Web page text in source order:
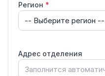
Регион *
Адрес отделения